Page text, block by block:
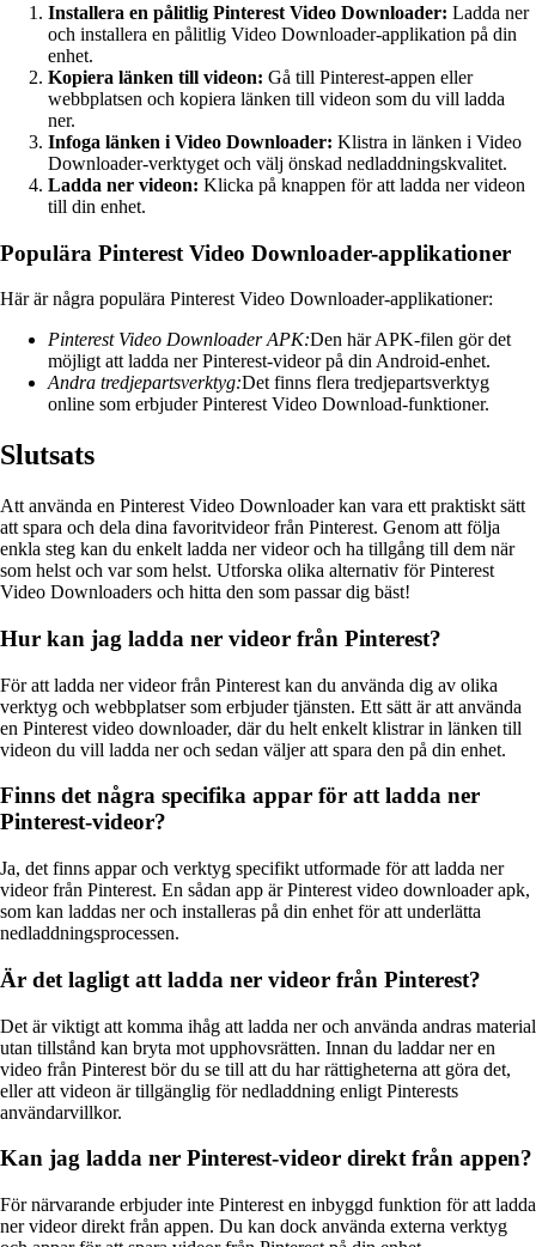
Installera en pålitlig Pinterest Video Downloader: Ladda ner
och installera en pålitlig Video Downloader-applikation på din
enhet.
Kopiera länken till videon: Gå till Pinterest-appen eller
webbplatsen och kopiera länken till videon som du vill ladda
ner.
Infoga länken i Video Downloader: Klistra in länken i Video
Downloader-verktyget och välj önskad nedladdningskvalitet.
Ladda ner videon: Klicka på knappen för att ladda ner videon
till din enhet.
Populära Pinterest Video Downloader-applikationer
Här är några populära Pinterest Video Downloader-applikationer:
Pinterest Video Downloader APK:Den här APK-filen gör det
möjligt att ladda ner Pinterest-videor på din Android-enhet.
Andra tredjepartsverktyg:Det finns flera tredjepartsverktyg
online som erbjuder Pinterest Video Download-funktioner.
Slutsats
Att använda en Pinterest Video Downloader kan vara ett praktiskt sätt
att spara och dela dina favoritvideor från Pinterest. Genom att följa
enkla steg kan du enkelt ladda ner videor och ha tillgång till dem när
som helst och var som helst. Utforska olika alternativ för Pinterest
Video Downloaders och hitta den som passar dig bäst!
Hur kan jag ladda ner videor från Pinterest?
För att ladda ner videor från Pinterest kan du använda dig av olika
verktyg och webbplatser som erbjuder tjänsten. Ett sätt är att använda
en Pinterest video downloader, där du helt enkelt klistrar in länken till
videon du vill ladda ner och sedan väljer att spara den på din enhet.
Finns det några specifika appar för att ladda ner
Pinterest-videor?
Ja, det finns appar och verktyg specifikt utformade för att ladda ner
videor från Pinterest. En sådan app är Pinterest video downloader apk,
som kan laddas ner och installeras på din enhet för att underlätta
nedladdningsprocessen.
Är det lagligt att ladda ner videor från Pinterest?
Det är viktigt att komma ihåg att ladda ner och använda andras material
utan tillstånd kan bryta mot upphovsrätten. Innan du laddar ner en
video från Pinterest bör du se till att du har rättigheterna att göra det,
eller att videon är tillgänglig för nedladdning enligt Pinterests
användarvillkor.
Kan jag ladda ner Pinterest-videor direkt från appen?
För närvarande erbjuder inte Pinterest en inbyggd funktion för att ladda
ner videor direkt från appen. Du kan dock använda externa verktyg